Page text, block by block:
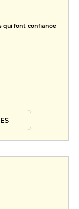
qui font confiance